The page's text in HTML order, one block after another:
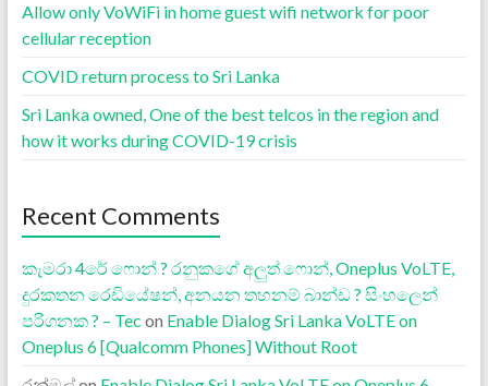
Allow only VoWiFi in home guest wifi network for poor
cellular reception
COVID return process to Sri Lanka
Sri Lanka owned, One of the best telcos in the region and
how it works during COVID-19 crisis
Recent Comments
කැමරා 4රේ ෆොන් ? රනුකගේ අලුත් ෆොන්, Oneplus VoLTE,
දුරකතන රෙඩියේෂන්, අනයන තහනම් බාන්ඩ ? සිංහලෙන්
පරිගනක ? – Tec on Enable Dialog Sri Lanka VoLTE on
Oneplus 6 [Qualcomm Phones] Without Root